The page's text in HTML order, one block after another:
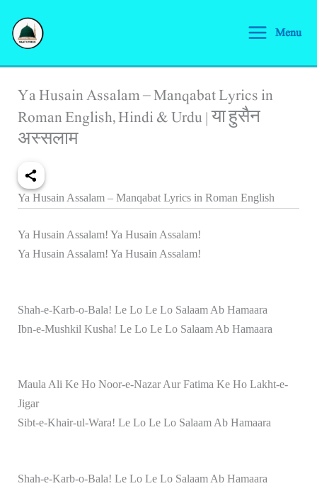
content
Menu
Ya Husain Assalam – Manqabat Lyrics in
Roman English, Hindi & Urdu | या हुसैन
अस्सलाम
Ya Husain Assalam – Manqabat Lyrics in Roman English
Ya Husain Assalam! Ya Husain Assalam!
Ya Husain Assalam! Ya Husain Assalam!
Shah-e-Karb-o-Bala! Le Lo Le Lo Salaam Ab Hamaara
Ibn-e-Mushkil Kusha! Le Lo Le Lo Salaam Ab Hamaara
Maula Ali Ke Ho Noor-e-Nazar Aur Fatima Ke Ho Lakht-e-
Jigar
Sibt-e-Khair-ul-Wara! Le Lo Le Lo Salaam Ab Hamaara
Shah-e-Karb-o-Bala! Le Lo Le Lo Salaam Ab Hamaara
e
h